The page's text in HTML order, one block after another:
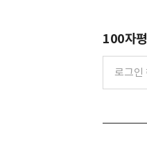
100자평